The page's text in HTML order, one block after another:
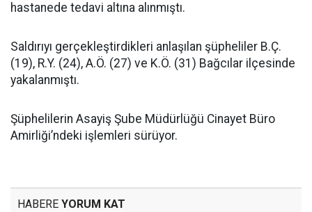
hastanede tedavi altına alınmıştı.
Saldırıyı gerçekleştirdikleri anlaşılan şüpheliler B.Ç.
(19), R.Y. (24), A.Ö. (27) ve K.Ö. (31) Bağcılar ilçesinde
yakalanmıştı.
Şüphelilerin Asayiş Şube Müdürlüğü Cinayet Büro
Amirliği’ndeki işlemleri sürüyor.
HABERE YORUM KAT